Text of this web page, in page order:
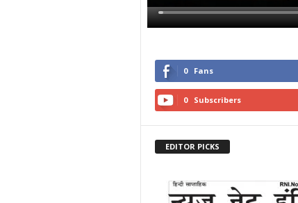
0 Fans
0 Subscribers
EDITOR PICKS